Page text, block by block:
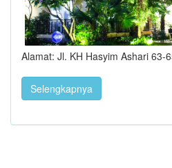
Alamat: Jl. KH Hasyim Ashari 63-
Selengkapnya